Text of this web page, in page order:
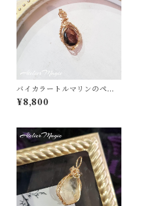
バイカラートルマリンのペン
ダントトップ（14kgfワイヤ
ー）
¥8,800